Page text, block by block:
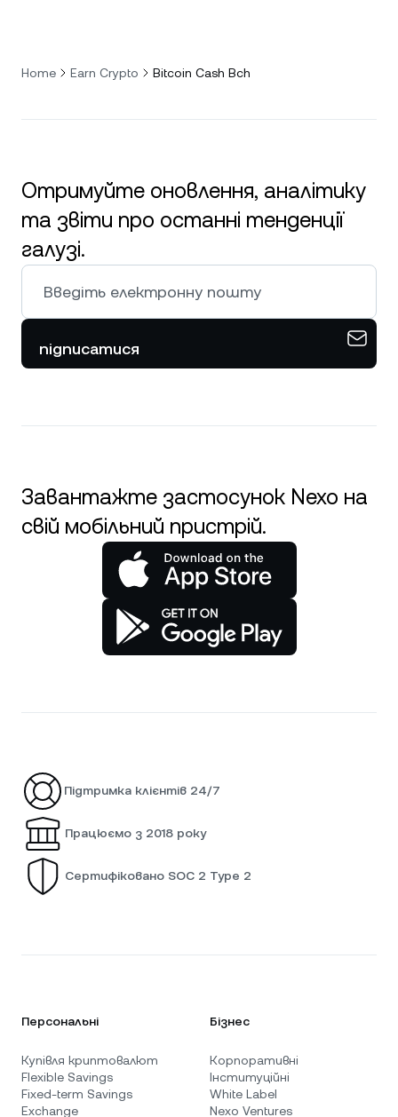
Home Earn Crypto Bitcoin Cash Bch
Отримуйте оновлення, аналітику
та звіти про останні тенденції
галузі.
підписатися
Завантажте застосунок Nexo на
свій мобільний пристрій.
Підтримка клієнтів 24/7
Працюємо з 2018 року
Сертифіковано SOC 2 Type 2
Персональні
Купівля криптовалют
Flexible Savings
Fixed-term Savings
Exchange
Бізнес
Корпоративні
Інституційні
White Label
Nexo Ventures